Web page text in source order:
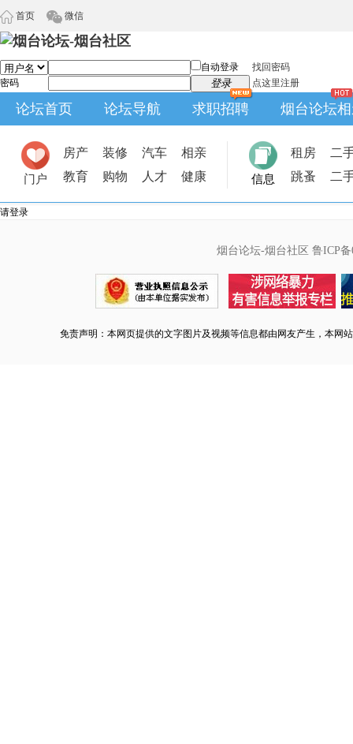
首页 微信
自动登录
找回密码
密码
登录 点这里注册
论坛首页 论坛导航 求职招聘 烟台论坛
门户
房产 装修 汽车
相亲
教育
购物 人才 健康 信息
租房
二
跳蚤
二
请登录
烟台论坛-烟台社区 鲁ICP备
免责声明：本网页提供的文字图片及视频等信息都由网友产生，本网